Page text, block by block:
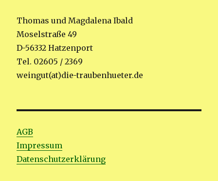
Thomas und Magdalena Ibald
Moselstraße 49
D-56332 Hatzenport
Tel. 02605 / 2369
weingut(at)die-traubenhueter.de
AGB
Impressum
Datenschutzerklärung